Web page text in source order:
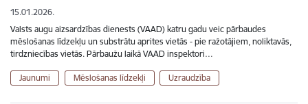
15.01.2026.
Valsts augu aizsardzības dienests (VAAD) katru gadu veic pārbaudes
mēslošanas līdzekļu un substrātu aprites vietās - pie ražotājiem, noliktavās,
tirdzniecības vietās. Pārbaužu laikā VAAD inspektori…
Jaunumi Mēslošanas līdzekļi Uzraudzība